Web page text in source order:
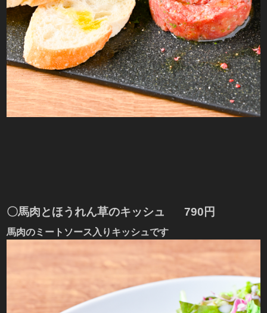
〇馬肉とほうれん草のキッシュ 790円
馬肉のミートソース入りキッシュです